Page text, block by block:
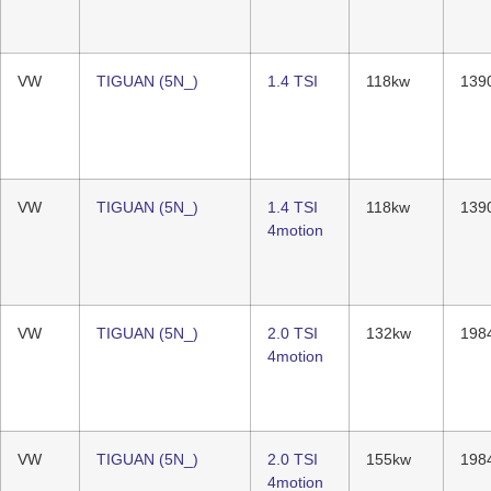
VW TIGUAN (5N_) 1.4 TSI 118kw
VW TIGUAN (5N_)
1.4 TSI
4motion
118kw
VW TIGUAN (5N_)
2.0 TSI
4motion
132kw
VW TIGUAN (5N_)
2.0 TSI
4motion
155kw